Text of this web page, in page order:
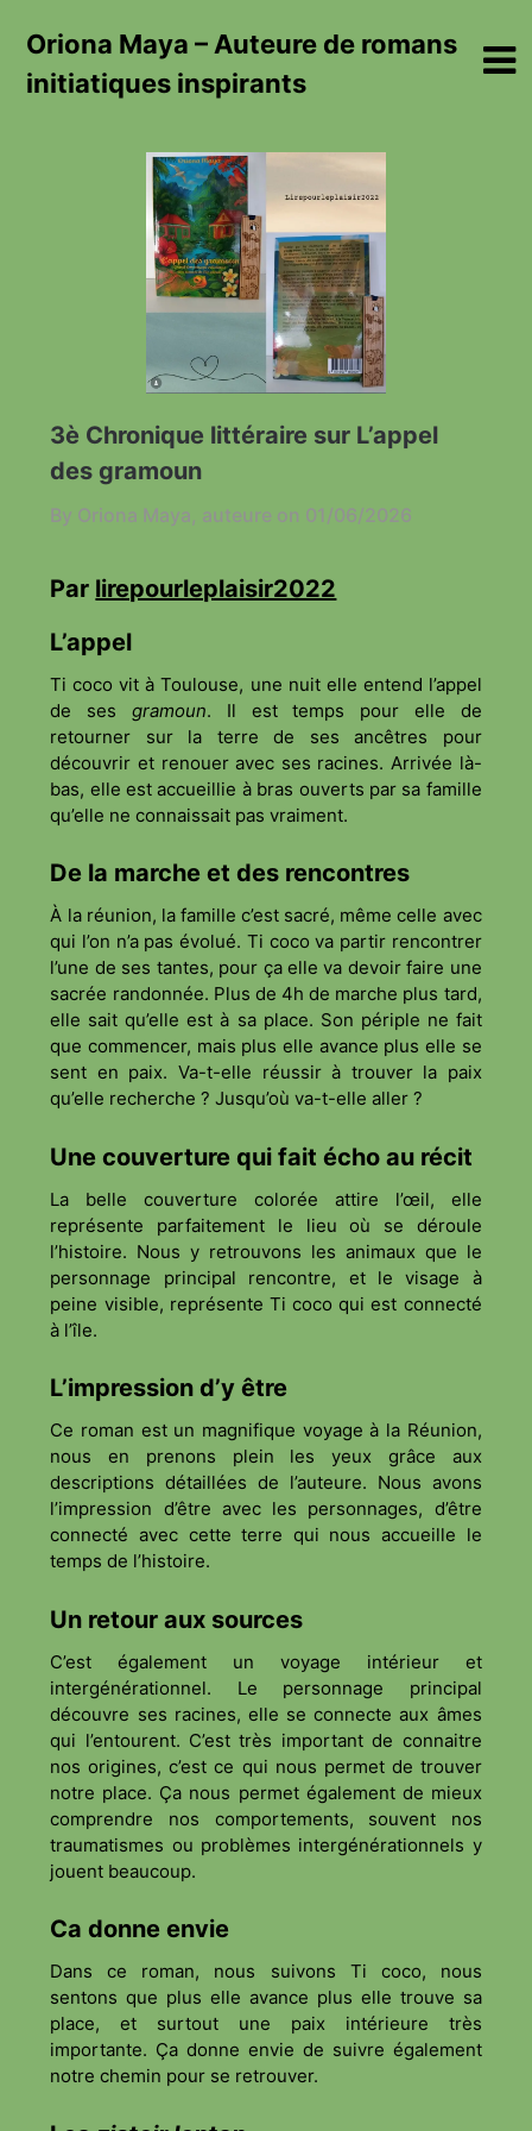
content
Oriona Maya – Auteure de romans
initiatiques inspirants
3è Chronique littéraire sur L’appel
des gramoun
By Oriona Maya, auteure on 01/06/2026
Par lirepourleplaisir2022
L’appel
Ti coco vit à Toulouse, une nuit elle entend l’appel
de ses gramoun. Il est temps pour elle de
retourner sur la terre de ses ancêtres pour
découvrir et renouer avec ses racines. Arrivée là-
bas, elle est accueillie à bras ouverts par sa famille
qu’elle ne connaissait pas vraiment.
De la marche et des rencontres
À la réunion, la famille c’est sacré, même celle avec
qui l’on n’a pas évolué. Ti coco va partir rencontrer
l’une de ses tantes, pour ça elle va devoir faire une
sacrée randonnée. Plus de 4h de marche plus tard,
elle sait qu’elle est à sa place. Son périple ne fait
que commencer, mais plus elle avance plus elle se
sent en paix. Va-t-elle réussir à trouver la paix
qu’elle recherche ? Jusqu’où va-t-elle aller ?
Une couverture qui fait écho au récit
La belle couverture colorée attire l’œil, elle
représente parfaitement le lieu où se déroule
l’histoire. Nous y retrouvons les animaux que le
personnage principal rencontre, et le visage à
peine visible, représente Ti coco qui est connecté
à l’île.
L’impression d’y être
Ce roman est un magnifique voyage à la Réunion,
nous en prenons plein les yeux grâce aux
descriptions détaillées de l’auteure. Nous avons
l’impression d’être avec les personnages, d’être
connecté avec cette terre qui nous accueille le
temps de l’histoire.
Un retour aux sources
C’est également un voyage intérieur et
intergénérationnel. Le personnage principal
découvre ses racines, elle se connecte aux âmes
qui l’entourent. C’est très important de connaitre
nos origines, c’est ce qui nous permet de trouver
notre place. Ça nous permet également de mieux
comprendre nos comportements, souvent nos
traumatismes ou problèmes intergénérationnels y
jouent beaucoup.
Ca donne envie
Dans ce roman, nous suivons Ti coco, nous
sentons que plus elle avance plus elle trouve sa
place, et surtout une paix intérieure très
importante. Ça donne envie de suivre également
notre chemin pour se retrouver.